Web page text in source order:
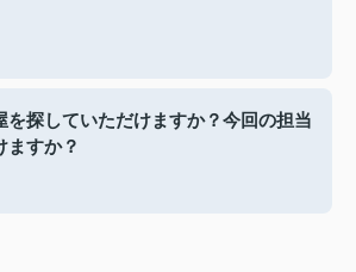
を探していただけますか？今回の担当
ますか？